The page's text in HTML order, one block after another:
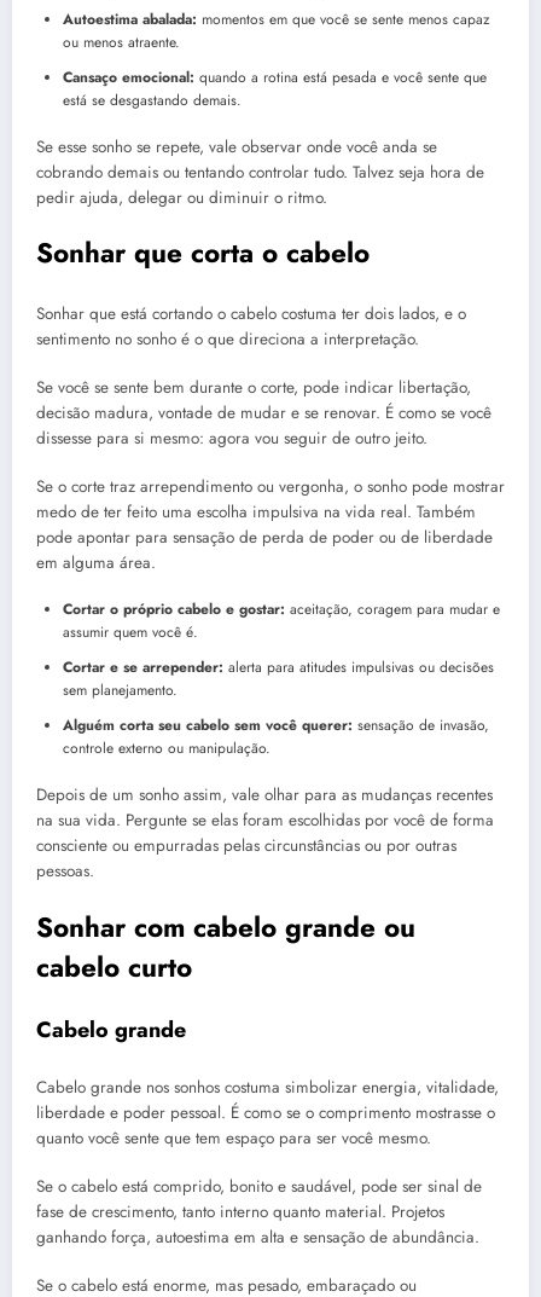
Autoestima abalada: momentos em que você se sente menos capaz
ou menos atraente.
Cansaço emocional: quando a rotina está pesada e você sente que
está se desgastando demais.
Se esse sonho se repete, vale observar onde você anda se
cobrando demais ou tentando controlar tudo. Talvez seja hora de
pedir ajuda, delegar ou diminuir o ritmo.
Sonhar que corta o cabelo
Sonhar que está cortando o cabelo costuma ter dois lados, e o
sentimento no sonho é o que direciona a interpretação.
Se você se sente bem durante o corte, pode indicar libertação,
decisão madura, vontade de mudar e se renovar. É como se você
dissesse para si mesmo: agora vou seguir de outro jeito.
Se o corte traz arrependimento ou vergonha, o sonho pode mostrar
medo de ter feito uma escolha impulsiva na vida real. Também
pode apontar para sensação de perda de poder ou de liberdade
em alguma área.
Cortar o próprio cabelo e gostar: aceitação, coragem para mudar e
assumir quem você é.
Cortar e se arrepender: alerta para atitudes impulsivas ou decisões
sem planejamento.
Alguém corta seu cabelo sem você querer: sensação de invasão,
controle externo ou manipulação.
Depois de um sonho assim, vale olhar para as mudanças recentes
na sua vida. Pergunte se elas foram escolhidas por você de forma
consciente ou empurradas pelas circunstâncias ou por outras
pessoas.
Sonhar com cabelo grande ou
cabelo curto
Cabelo grande
Cabelo grande nos sonhos costuma simbolizar energia, vitalidade,
liberdade e poder pessoal. É como se o comprimento mostrasse o
quanto você sente que tem espaço para ser você mesmo.
Se o cabelo está comprido, bonito e saudável, pode ser sinal de
fase de crescimento, tanto interno quanto material. Projetos
ganhando força, autoestima em alta e sensação de abundância.
Se o cabelo está enorme, mas pesado, embaraçado ou